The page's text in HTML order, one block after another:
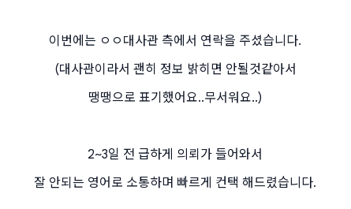
이번에는 ㅇㅇ대사관 측에서 연락을 주셨습니다.
(대사관이라서 괜히 정보 밝히면 안될것같아서
땡땡으로 표기했어요..무서워요..)
2~3일 전 급하게 의뢰가 들어와서
잘 안되는 영어로 소통하며 빠르게 컨택 해드렸습니다.